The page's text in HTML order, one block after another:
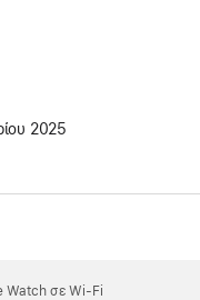
2025
Watch σε Wi-Fi